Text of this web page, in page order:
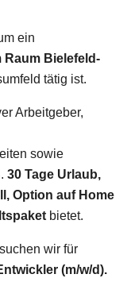
ein
Raum Bielefeld-
tätig ist.
Arbeitgeber,
sowie
30 Tage Urlaub,
Option auf Home
bietet.
wir für
(m/w/d).